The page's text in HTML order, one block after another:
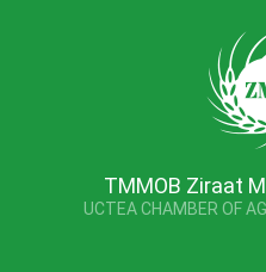
TMMOB Ziraat
UCTEA CHAMBER OF